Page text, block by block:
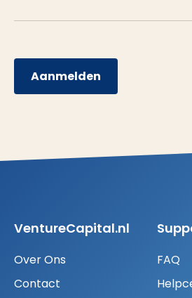
Aanmelden
VentureCapital.nl
Over Ons
Contact
FAQ